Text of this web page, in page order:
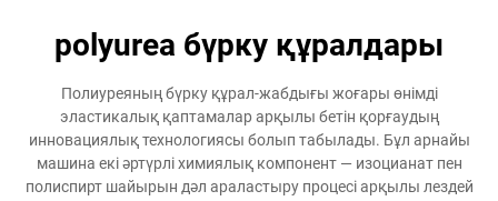
polyurea бүрку құралдары
Полиуреяның бүрку құрал-жабдығы жоғары өнімді
эластикалық қаптамалар арқылы бетін қорғаудың
инновациялық технологиясы болып табылады. Бұл арнайы
машина екі әртүрлі химиялық компонент — изоцианат пен
полиспирт шайырын дәл араластыру процесі арқылы лездей